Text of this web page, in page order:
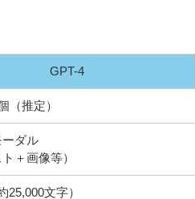
GPT-4
（推定）
ダル
ト＋画像等）
25,000文字）